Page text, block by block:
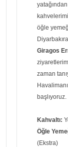
öğle
Giragos
zaman
başlıyoruz.
Kahvaltı:
Öğle
(Ekstra)